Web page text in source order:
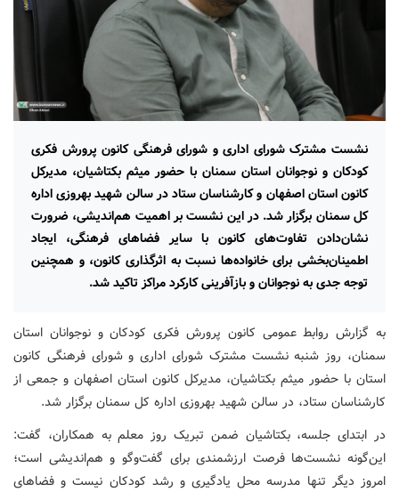
نشست مشترک شورای اداری و شورای فرهنگی کانون پرورش فکری
کودکان و نوجوانان استان سمنان با حضور میثم بکتاشیان، مدیرکل
کانون استان اصفهان و کارشناسان ستاد در سالن شهید بهروزی اداره
کل سمنان برگزار شد. در این نشست بر اهمیت هم‌اندیشی، ضرورت
نشان‌دادن تفاوت‌های کانون با سایر فضاهای فرهنگی، ایجاد
اطمینان‌بخشی برای خانواده‌ها نسبت به اثرگذاری کانون، و همچنین
توجه جدی به نوجوانان و بازآفرینی کارکرد مراکز تاکید شد.
به گزارش روابط عمومی کانون پرورش فکری کودکان و نوجوانان استان
سمنان، روز شنبه نشست مشترک شورای اداری و شورای فرهنگی کانون
استان با حضور میثم بکتاشیان، مدیرکل کانون استان اصفهان و جمعی از
کارشناسان ستاد، در سالن شهید بهروزی اداره کل سمنان برگزار شد.
در ابتدای جلسه، بکتاشیان ضمن تبریک روز معلم به همکاران، گفت:
این‌گونه نشست‌ها فرصت ارزشمندی برای گفت‌وگو و هم‌اندیشی است؛
امروز دیگر تنها مدرسه محل یادگیری و رشد کودکان نیست و فضاهای